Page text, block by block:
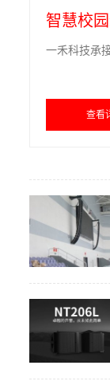
一禾科技承
查看